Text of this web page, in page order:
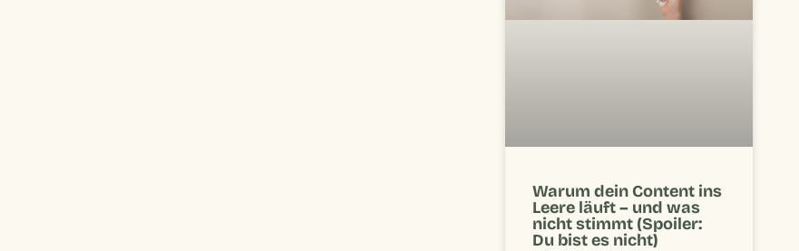
Warum dein Content ins
Leere läuft – und was
nicht stimmt (Spoiler:
Du bist es nicht)